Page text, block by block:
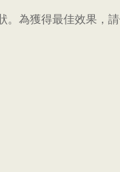
。為獲得最佳效果，